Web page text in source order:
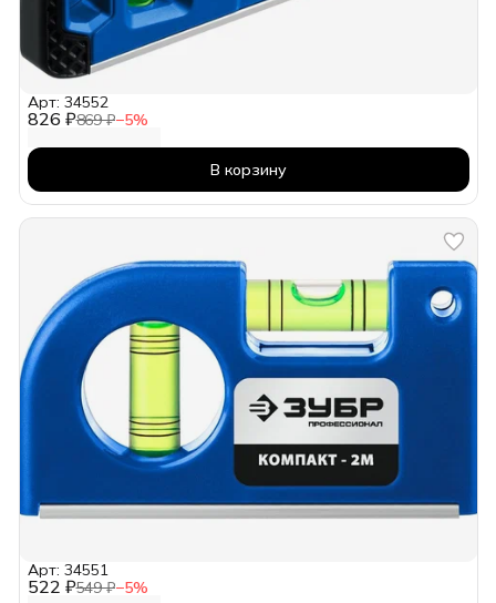
826 ₽869 ₽−5%
Арт: 34552
В корзину
522 ₽549 ₽−5%
Арт: 34551